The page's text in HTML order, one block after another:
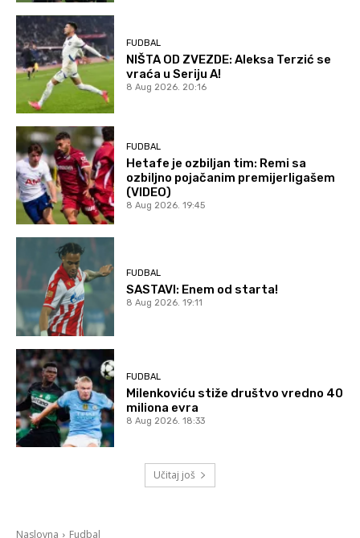
FUDBAL
NIŠTA OD ZVEZDE: Aleksa Terzić se
vraća u Seriju A!
8 Aug 2026. 20:16
FUDBAL
Hetafe je ozbiljan tim: Remi sa
ozbiljno pojačanim premijerligašem
(VIDEO)
8 Aug 2026. 19:45
FUDBAL
SASTAVI: Enem od starta!
8 Aug 2026. 19:11
FUDBAL
Milenkoviću stiže društvo vredno 40
miliona evra
8 Aug 2026. 18:33
Učitaj još